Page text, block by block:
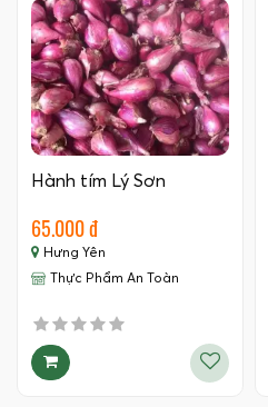
Hành tím Lý Sơn
65.000 đ
Hưng Yên
Thực Phẩm An Toàn